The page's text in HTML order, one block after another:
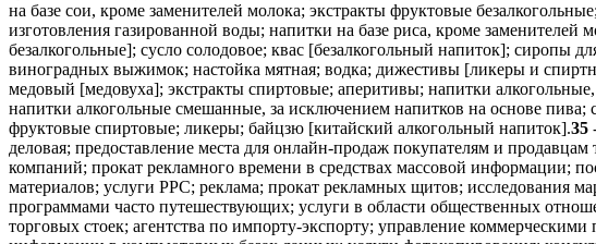
на базе сои, кроме заменителей молока; экстракты фруктовые
изготовления газированной воды; напитки на базе риса, кроме
безалкогольные]; сусло солодовое; квас [безалкогольный напиток]; сиропы
виноградных выжимок; настойка мятная; водка; дижестивы [ликеры и
медовый [медовуха]; экстракты спиртовые; аперитивы; напитки
напитки алкогольные смешанные, за исключением напитков на основе
фруктовые спиртовые; ликеры; байцзю [китайский алкогольный напиток].35
деловая; предоставление места для онлайн-продаж покупателям и
компаний; прокат рекламного времени в средствах массовой информации;
материалов; услуги PPC; реклама; прокат рекламных щитов; исследования
программами часто путешествующих; услуги в области общественных
торговых стоек; агентства по импорту-экспорту; управление